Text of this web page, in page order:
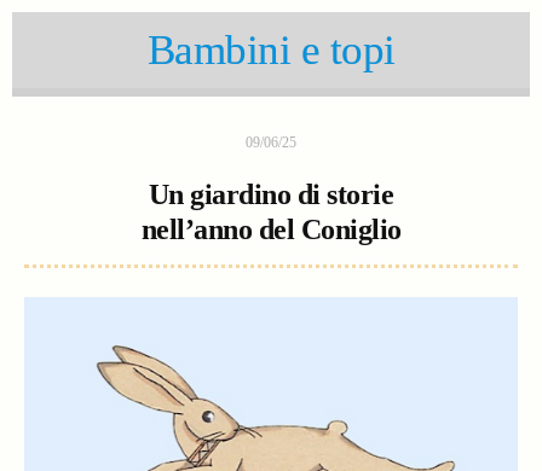
Bambini e topi
09/06/25
Un giardino di storie
nell’anno del Coniglio